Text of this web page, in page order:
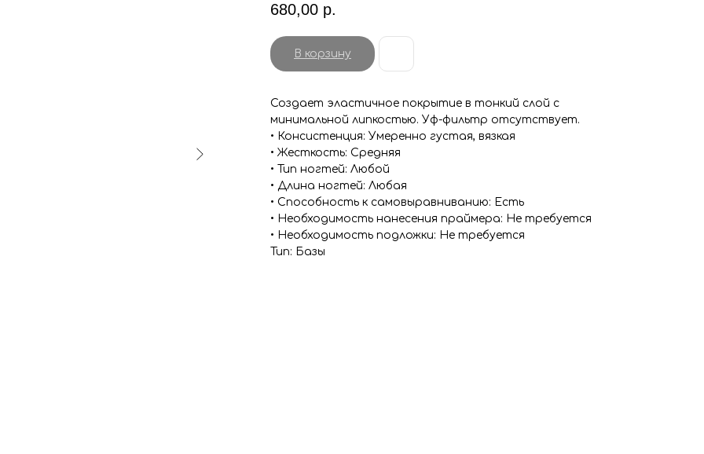
680,00 р.
В корзину
Создает эластичное покрытие в тонкий слой с
минимальной липкостью. Уф-фильтр отсутствует.
• Консистенция: Умеренно густая, вязкая
• Жесткость: Средняя
• Тип ногтей: Любой
• Длина ногтей: Любая
• Способность к самовыравниванию: Есть
• Необходимость нанесения праймера: Не требуется
• Необходимость подложки: Не требуется
Тип: Базы